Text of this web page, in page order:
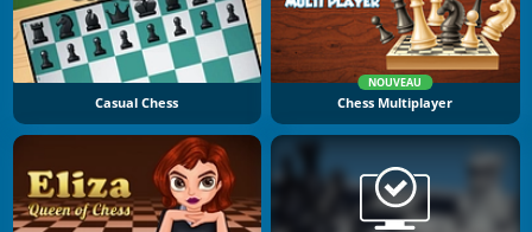
Casual Chess
NOUVEAU
Chess Multiplayer